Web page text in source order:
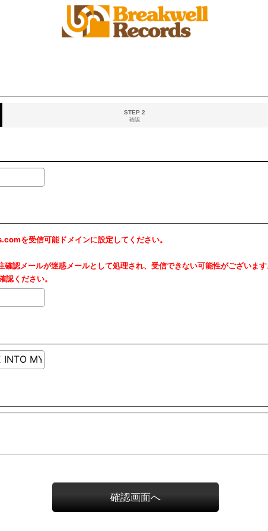
STEP 2
確認
を受信可能ドメインに設定してください。
認メールが迷惑メールとして処理され、受信できない可能性がございま
ください。
確認画面へ